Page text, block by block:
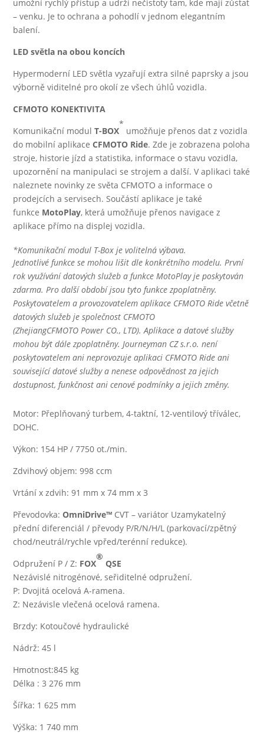
umožní rychlý přístup a udrží nečistoty tam, kde mají zůstat
– venku. Je to ochrana a pohodlí v jednom elegantním
balení.
LED světla na obou koncích
Hypermoderní LED světla vyzařují extra silné paprsky a jsou
výborně viditelné pro okolí ze všech úhlů vozidla.
CFMOTO KONEKTIVITA
Komunikační modulT-BOX
*
umožňuje přenos dat z vozidla
do mobilní aplikaceCFMOTO Ride. Zde je zobrazena poloha
stroje, historie jízd a statistika, informace o stavu vozidla,
upozornění na manipulaci se strojem a další. V aplikaci také
naleznete novinky ze světa CFMOTO a informace o
prodejcích a servisech. Součástí aplikace je také
funkce MotoPlay, která umožňuje přenos navigace z
aplikace přímo na displej vozidla.
*Komunikační modul T-Box je volitelná výbava.
Jednotlivé funkce se mohou lišit dle konkrétního modelu. První
rok využívání datových služeb a funkce MotoPlay je poskytován
zdarma. Pro další období jsou tyto funkce zpoplatněny.
Poskytovatelem a provozovatelem aplikace CFMOTO Ride včetně
datových služeb je společnost CFMOTO
(ZhejiangCFMOTO Power CO., LTD). Aplikace a datové služby
mohou být dále zpoplatněny. Journeyman CZ s.r.o. není
poskytovatelem ani neprovozuje aplikaci CFMOTO Ride ani
související datové služby a nenese odpovědnost za jejich
dostupnost, funkčnost ani cenové podmínky a jejich změny.
Motor: Přeplňovaný turbem, 4-taktní, 12-ventilový tříválec,
DOHC.
Výkon: 154 HP / 7750 ot./min.
Zdvihový objem: 998 ccm
Vrtání x zdvih: 91 mm x 74 mm x 3
Převodovka:OmniDrive™ CVT – variátor Uzamykatelný
přední diferenciál / převody P/R/N/H/L (parkovací/zpětný
chod/neutrál/rychle vpřed/terénní redukce).
Odpružení P / Z: FOX
®
QSE
Nezávislé nitrogénové, seřiditelné odpružení.
P: Dvojitá ocelová A-ramena.
Z: Nezávisle vlečená ocelová ramena.
Brzdy: Kotoučové hydraulické
Nádrž: 45 l
Hmotnost:845 kg
Délka : 3 276 mm
Šířka: 1 625 mm
Výška: 1 740 mm